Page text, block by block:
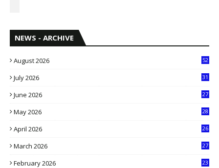
NEWS - ARCHIVE
August 2026 52
July 2026
31
June 2026
27
May 2026
28
April 2026
26
March 2026
27
February 2026
23